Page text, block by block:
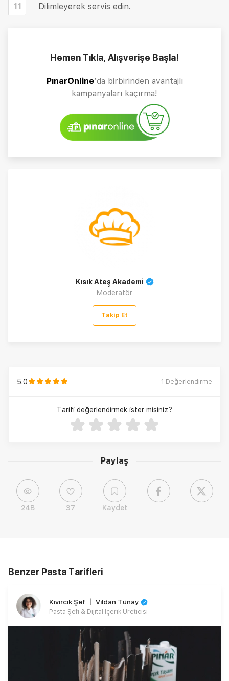
Paylaş
24B 37 Kaydet
11 Dilimleyerek servis edin.
Hemen Tıkla, Alışverişe Başla!
PınarOnline’da birbirinden avantajlı
kampanyaları kaçırma!
Kısık Ateş Akademi
Moderatör
Takip Et
5.0 1 Değerlendirme
Tarifi değerlendirmek ister misiniz?
Benzer Pasta Tarifleri
Kıvırcık Şef 〡 Vildan Tünay
Pasta Şefi & Dijital İçerik Üreticisi